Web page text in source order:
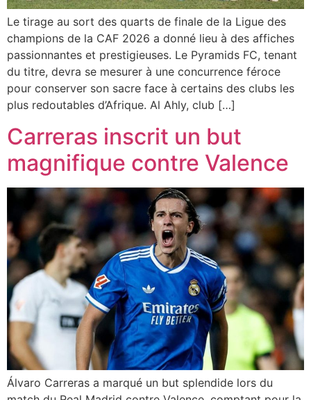
Le tirage au sort des quarts de finale de la Ligue des
champions de la CAF 2026 a donné lieu à des affiches
passionnantes et prestigieuses. Le Pyramids FC, tenant
du titre, devra se mesurer à une concurrence féroce
pour conserver son sacre face à certains des clubs les
plus redoutables d’Afrique. Al Ahly, club […]
Carreras inscrit un but
magnifique contre Valence
Álvaro Carreras a marqué un but splendide lors du